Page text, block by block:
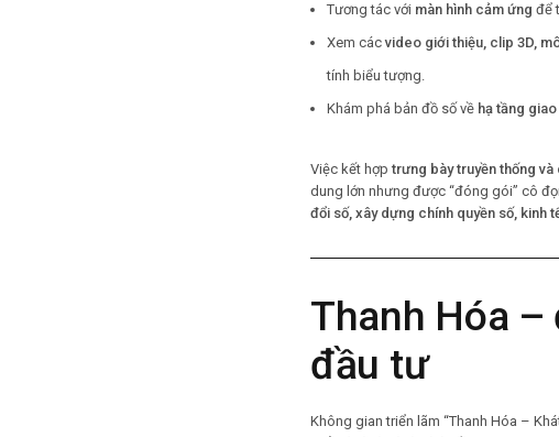
Tương tác với màn hình cảm ứng để
Xem cácvideo giới thiệu, clip 3D,
tính biểu tượng.
Khám phá bản đồ số về hạ tầng
Việc kết hợp trưng bày truyền thống
dung lớn nhưng được “đóng gói” cô
đổi số, xây dựng chính quyền số, kinh
Thanh Hóa –
đầu tư
Không gian triển lãm “Thanh Hóa –